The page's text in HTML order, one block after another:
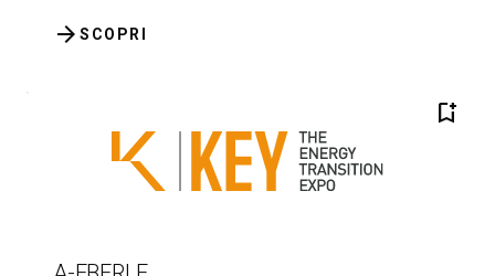
SCOPRI
arrow_forward
bookmark_add